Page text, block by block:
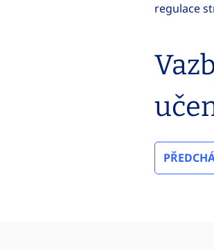
regulace